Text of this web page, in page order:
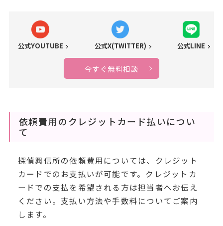
公式YOUTUBE 公式X(TWITTER) 公式LINE
今すぐ無料相談
依頼費用のクレジットカード払いについ
て
探偵興信所の依頼費用については、クレジット
カードでのお支払いが可能です。クレジットカ
ードでの支払を希望される方は担当者へお伝え
ください。支払い方法や手数料についてご案内
します。